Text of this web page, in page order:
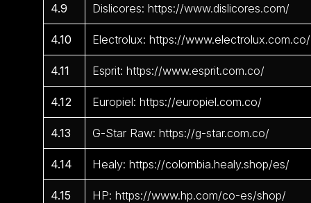
4.9 Dislicores: https://www.dislicores.com/
4.10 Electrolux: https://www.electrolux.com.co/
4.11 Esprit: https://www.esprit.com.co/
4.12 Europiel: https://europiel.com.co/
4.13 G-Star Raw: https://g-star.com.co/
4.14 Healy: https://colombia.healy.shop/es/
4.15 HP: https://www.hp.com/co-es/shop/